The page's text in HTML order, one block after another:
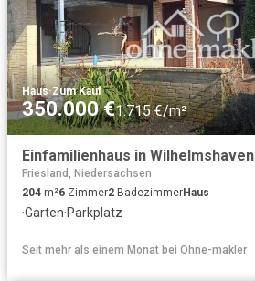
Haus·Zum Kauf
350.000 €1.715 €/m²
Friesland, Niedersachsen
204 m²6 Zimmer2 BadezimmerHaus
·Garten·Parkplatz
Seit mehr als einem Monat bei Ohne-makler